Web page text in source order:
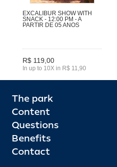
EXCALIBUR SHOW WITH
SNACK - 12:00 PM - A
PARTIR DE 05 ANOS
R$ 119,00
In up to 10X in R$ 11,90
The park
Content
Questions
Benefits
Contact